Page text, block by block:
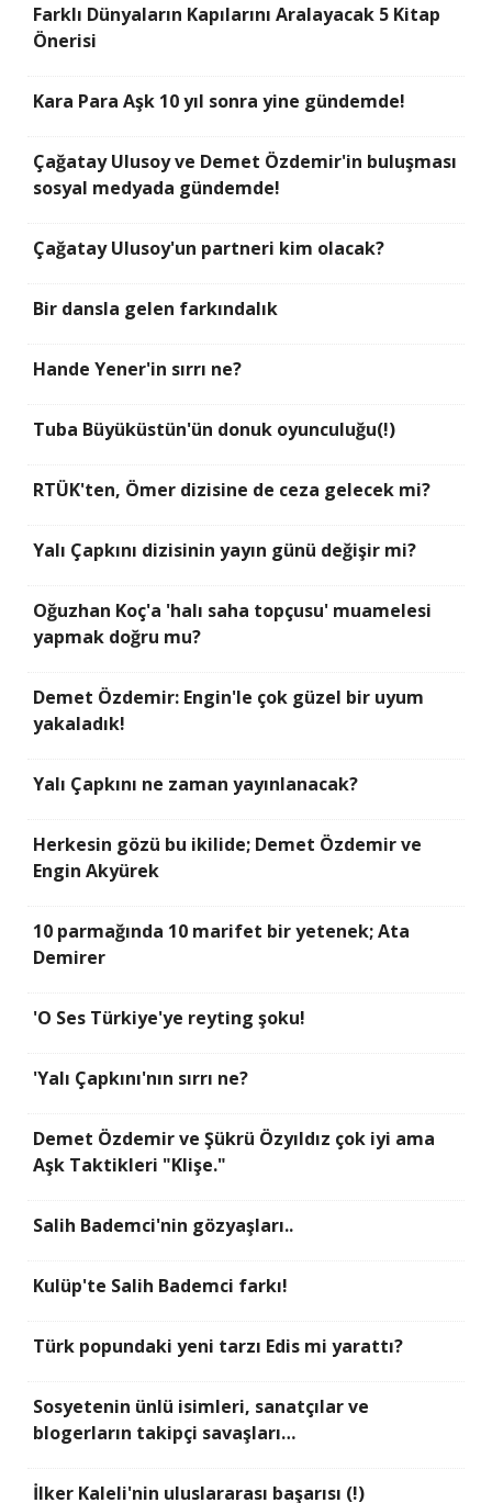
Farklı Dünyaların Kapılarını Aralayacak 5 Kitap
Önerisi
Kara Para Aşk 10 yıl sonra yine gündemde!
Çağatay Ulusoy ve Demet Özdemir'in buluşması
sosyal medyada gündemde!
Çağatay Ulusoy'un partneri kim olacak?
Bir dansla gelen farkındalık
Hande Yener'in sırrı ne?
Tuba Büyüküstün'ün donuk oyunculuğu(!)
RTÜK'ten, Ömer dizisine de ceza gelecek mi?
Yalı Çapkını dizisinin yayın günü değişir mi?
Oğuzhan Koç'a 'halı saha topçusu' muamelesi
yapmak doğru mu?
Demet Özdemir: Engin'le çok güzel bir uyum
yakaladık!
Yalı Çapkını ne zaman yayınlanacak?
Herkesin gözü bu ikilide; Demet Özdemir ve
Engin Akyürek
10 parmağında 10 marifet bir yetenek; Ata
Demirer
'O Ses Türkiye'ye reyting şoku!
'Yalı Çapkını'nın sırrı ne?
Demet Özdemir ve Şükrü Özyıldız çok iyi ama
Aşk Taktikleri "Klişe."
Salih Bademci'nin gözyaşları..
Kulüp'te Salih Bademci farkı!
Türk popundaki yeni tarzı Edis mi yarattı?
Sosyetenin ünlü isimleri, sanatçılar ve
blogerların takipçi savaşları…
İlker Kaleli'nin uluslararası başarısı (!)